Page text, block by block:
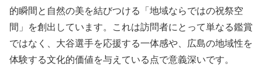
的瞬間と自然の美を結びつける「地域ならではの祝祭空
間」を創出しています。これは訪問者にとって単なる鑑賞
ではなく、大谷選手を応援する一体感や、広島の地域性を
体験する文化的価値を与えている点で意義深いです。